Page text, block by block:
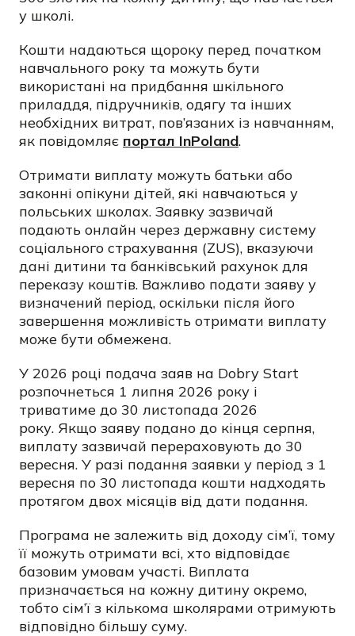
у школі.
Кошти надаються щороку перед початком
навчального року та можуть бути
використані на придбання шкільного
приладдя, підручників, одягу та інших
необхідних витрат, пов’язаних із навчанням,
як повідомляє портал InPoland.
Отримати виплату можуть батьки або
законні опікуни дітей, які навчаються у
польських школах. Заявку зазвичай
подають онлайн через державну систему
соціального страхування (ZUS), вказуючи
дані дитини та банківський рахунок для
переказу коштів. Важливо подати заяву у
визначений період, оскільки після його
завершення можливість отримати виплату
може бути обмежена.
У 2026 році подача заяв на Dobry Start
розпочнеться 1 липня 2026 року і
триватиме до 30 листопада 2026
року. Якщо заяву подано до кінця серпня,
виплату зазвичай перераховують до 30
вересня. У разі подання заявки у період з 1
вересня по 30 листопада кошти надходять
протягом двох місяців від дати подання.
Програма не залежить від доходу сім’ї, тому
її можуть отримати всі, хто відповідає
базовим умовам участі. Виплата
призначається на кожну дитину окремо,
тобто сім’ї з кількома школярами отримують
відповідно більшу суму.